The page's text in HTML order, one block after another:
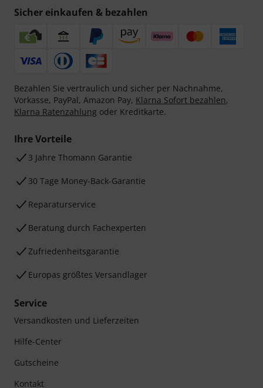
Sicher einkaufen & bezahlen
Bezahlen Sie vertraulich und sicher per Nachnahme,
Vorkasse, PayPal, Amazon Pay, Klarna Sofort bezahlen,
Klarna Ratenzahlung oder Kreditkarte.
Ihre Vorteile
3 Jahre Thomann Garantie
30 Tage Money-Back-Garantie
Reparaturservice
Beratung durch Fachexperten
Zufriedenheitsgarantie
Europas größtes Versandlager
Service
Versandkosten und Lieferzeiten
Hilfe-Center
Gutscheine
Kontakt